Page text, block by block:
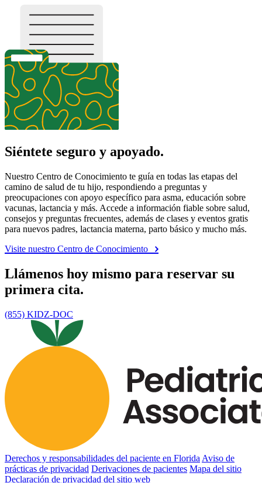
Siéntete seguro y apoyado.
Nuestro Centro de Conocimiento te guía en todas las etapas del
camino de salud de tu hijo, respondiendo a preguntas y
preocupaciones con apoyo específico para asma, educación sobre
vacunas, lactancia y más. Accede a información fiable sobre salud,
consejos y preguntas frecuentes, además de clases y eventos gratis
para nuevos padres, lactancia materna, parto básico y mucho más.
Visite nuestro Centro de Conocimiento
Llámenos hoy mismo para reservar su
primera cita.
(855) KIDZ-DOC
Derechos y responsabilidades del paciente en Florida Aviso de
prácticas de privacidad Derivaciones de pacientes Mapa del sitio
Declaración de privacidad del sitio web